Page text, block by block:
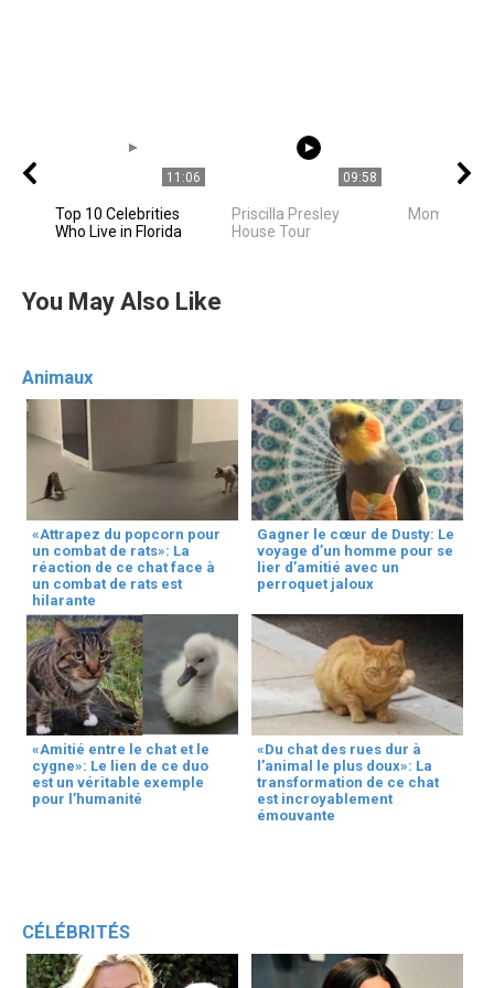
11:06
Top 10 Celebrities
Who Live in Florida
09:58
Priscilla Presley
House Tour
Mom is
You May Also Like
Animaux
«Attrapez du popcorn pour
un combat de rats»: La
réaction de ce chat face à
un combat de rats est
hilarante
Gagner le cœur de Dusty: Le
voyage d’un homme pour se
lier d’amitié avec un
perroquet jaloux
«Amitié entre le chat et le
cygne»: Le lien de ce duo
est un véritable exemple
pour l’humanité
«Du chat des rues dur à
l’animal le plus doux»: La
transformation de ce chat
est incroyablement
émouvante
CÉLÉBRITÉS